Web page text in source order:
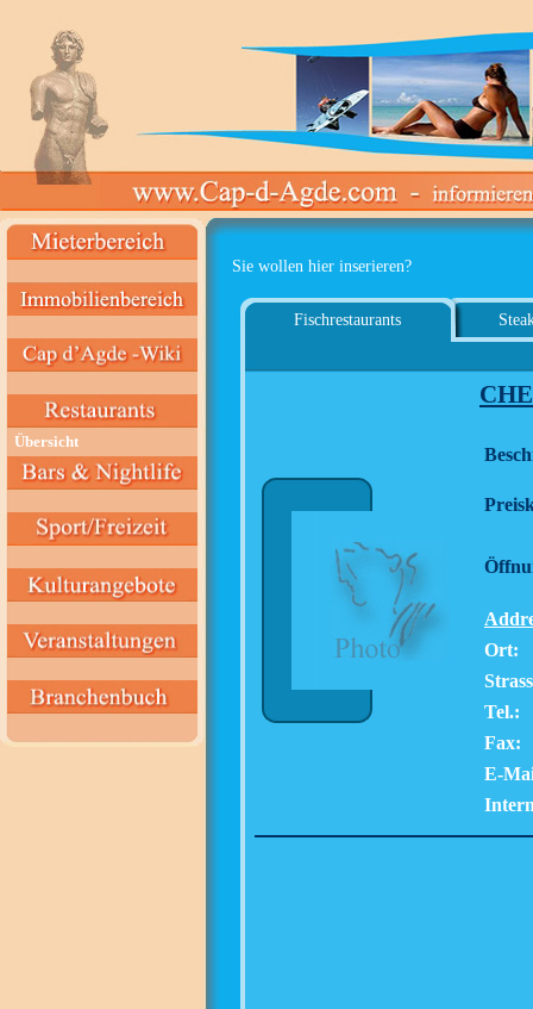
Übersicht
Sie wollen hier inserieren?
Fischrestaurants
Ort:
Tel.:
Fax:
E-